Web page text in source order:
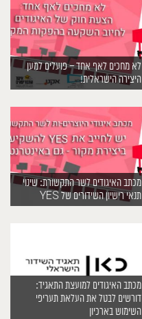
לא מחכים לאף אחד – פועלים למען
היצירה הישראלית!
מכתב האיגודים לשר התקשורת: שינוי
תנאי רישיון השידורים של YES
מכתב האיגודים למועצת התאגיד:
דורשים לבטל את העלאת תעריפי
השימוש בארכיון